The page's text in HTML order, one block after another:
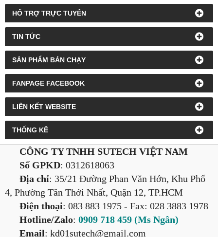
HỔ TRỢ TRỰC TUYẾN
TIN TỨC
SẢN PHẨM BÁN CHẠY
FANPAGE FACEBOOK
LIÊN KẾT WEBSITE
THỐNG KÊ
CÔNG TY TNHH SUTECH VIỆT NAM
Số GPKD: 0312618063
Địa chỉ: 35/21 Đường Phan Văn Hớn, Khu Phố
4, Phường Tân Thới Nhất, Quận 12, TP.HCM
Điện thoại: 083 883 1975 - Fax: 028 3883 1978
Hotline/Zalo: 0909 718 459 (Ms Ngân)
Email: kd01sutech@gmail.com